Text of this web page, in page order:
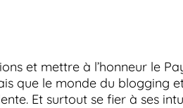
et mettre à l’honneur le
que le monde du blogging
Et surtout se fier à ses